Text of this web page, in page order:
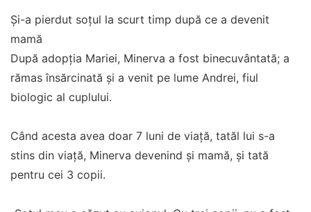
Și-a pierdut soțul la scurt timp după ce a devenit
mamă
După adopția Mariei, Minerva a fost binecuvântată; a
rămas însărcinată și a venit pe lume Andrei, fiul
biologic al cuplului.
Când acesta avea doar 7 luni de viață, tatăl lui s-a
stins din viață, Minerva devenind și mamă, și tată
pentru cei 3 copii.